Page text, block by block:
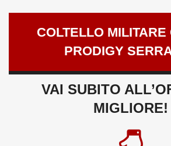
COLTELLO MILITARE
PRODIGY
VAI SUBITO
MIGLIORE!